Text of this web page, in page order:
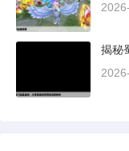
揭秘